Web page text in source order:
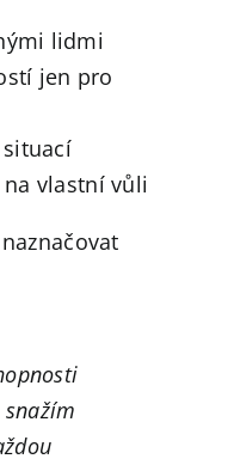
lidmi
jen pro
vlastní vůli